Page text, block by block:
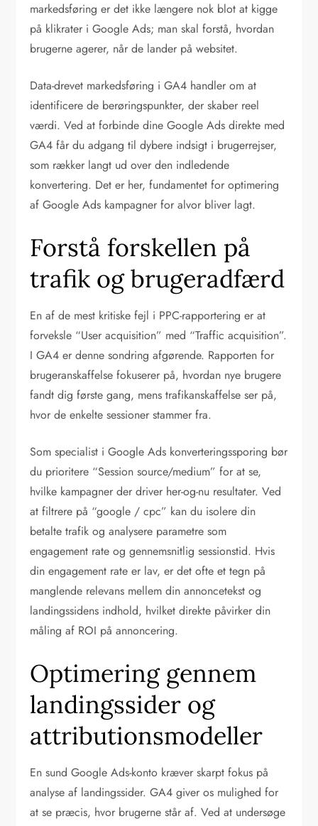
markedsføring er det ikke længere nok blot at kigge
på klikrater i Google Ads; man skal forstå, hvordan
brugerne agerer, når de lander på websitet.
Data-drevet markedsføring i GA4 handler om at
identificere de berøringspunkter, der skaber reel
værdi. Ved at forbinde dine Google Ads direkte med
GA4 får du adgang til dybere indsigt i brugerrejser,
som rækker langt ud over den indledende
konvertering. Det er her, fundamentet for optimering
af Google Ads kampagner for alvor bliver lagt.
Forstå forskellen på
trafik og brugeradfærd
En af de mest kritiske fejl i PPC-rapportering er at
forveksle “User acquisition” med “Traffic acquisition”.
I GA4 er denne sondring afgørende. Rapporten for
brugeranskaffelse fokuserer på, hvordan nye brugere
fandt dig første gang, mens trafikanskaffelse ser på,
hvor de enkelte sessioner stammer fra.
Som specialist i Google Ads konverteringssporing bør
du prioritere “Session source/medium” for at se,
hvilke kampagner der driver her-og-nu resultater. Ved
at filtrere på “google / cpc” kan du isolere din
betalte trafik og analysere parametre som
engagement rate og gennemsnitlig sessionstid. Hvis
din engagement rate er lav, er det ofte et tegn på
manglende relevans mellem din annoncetekst og
landingssidens indhold, hvilket direkte påvirker din
måling af ROI på annoncering.
Optimering gennem
landingssider og
attributionsmodeller
En sund Google Ads-konto kræver skarpt fokus på
analyse af landingssider. GA4 giver os mulighed for
at se præcis, hvor brugerne står af. Ved at undersøge